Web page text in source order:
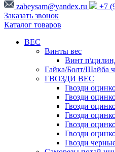
zabeysam@yandex.ru
+7
Заказать звонок
Каталог товаров
ВЕС
Винты вес
Винт
Гайка/Болт/Шайба
ГВОЗДИ ВЕС
Гвозди
Гвозди
Гвозди
Гвозди
Гвозди
Гвозди
Гвозди